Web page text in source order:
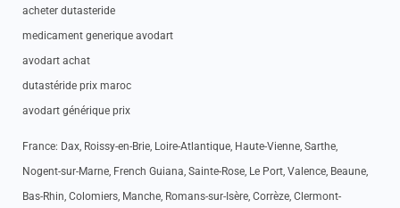
acheter dutasteride
medicament generique avodart
avodart achat
dutastéride prix maroc
avodart générique prix
France: Dax, Roissy-en-Brie, Loire-Atlantique, Haute-Vienne, Sarthe,
Nogent-sur-Marne, French Guiana, Sainte-Rose, Le Port, Valence, Beaune,
Bas-Rhin, Colomiers, Manche, Romans-sur-Isère, Corrèze, Clermont-